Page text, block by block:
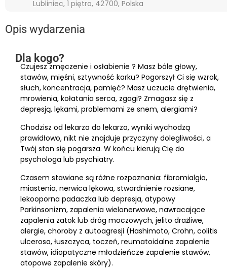
Lubliniec, 1 piętro, 42700, Polska
Opis wydarzenia
Dla kogo?
Czujesz zmęczenie i osłabienie ? Masz bóle głowy,
stawów, mięśni, sztywność karku? Pogorszył Ci się wzrok,
słuch, koncentracja, pamięć? Masz uczucie drętwienia,
mrowienia, kołatania serca, zgagi? Zmagasz się z
depresją, lękami, problemami ze snem, alergiami?
Chodzisz od lekarza do lekarza, wyniki wychodzą
prawidłowo, nikt nie znajduje przyczyny dolegliwości, a
Twój stan się pogarsza. W końcu kierują Cię do
psychologa lub psychiatry.
Czasem stawiane są różne rozpoznania: fibromialgia,
miastenia, nerwica lękowa, stwardnienie rozsiane,
lekooporna padaczka lub depresja, atypowy
Parkinsonizm, zapalenia wielonerwowe, nawracające
zapalenia zatok lub dróg moczowych, jelito drażliwe,
alergie, choroby z autoagresji (Hashimoto, Crohn, colitis
ulcerosa, łuszczyca, toczeń, reumatoidalne zapalenie
stawów, idiopatyczne młodzieńcze zapalenie stawów,
atopowe zapalenie skóry).